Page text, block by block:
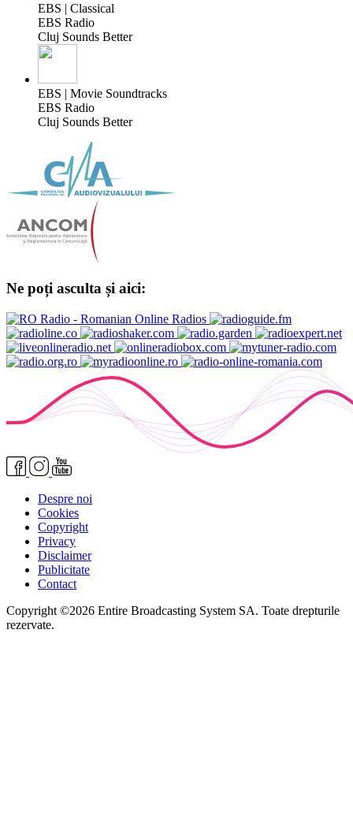
EBS | Classical
EBS Radio
Cluj Sounds Better
EBS | Movie Soundtracks
EBS Radio
Cluj Sounds Better
Ne poți asculta și aici:
Despre noi
Cookies
Copyright
Privacy
Disclaimer
Publicitate
Contact
Copyright ©2026 Entire Broadcasting System SA. Toate drepturile
rezervate.